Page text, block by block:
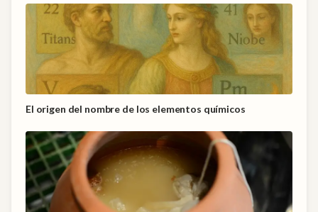
El origen del nombre de los elementos químicos